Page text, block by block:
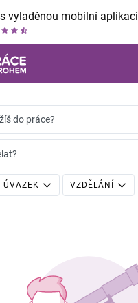
vyladěnou mobilní aplikaci
do práce?
ÚVAZEK VZDĚLÁNÍ